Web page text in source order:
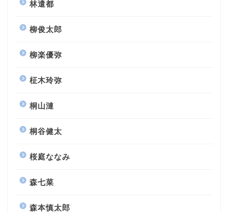
林遣都
柳俊太郎
柳楽優弥
柾木玲弥
桐山漣
桐谷健太
桜庭ななみ
森七菜
森本慎太郎